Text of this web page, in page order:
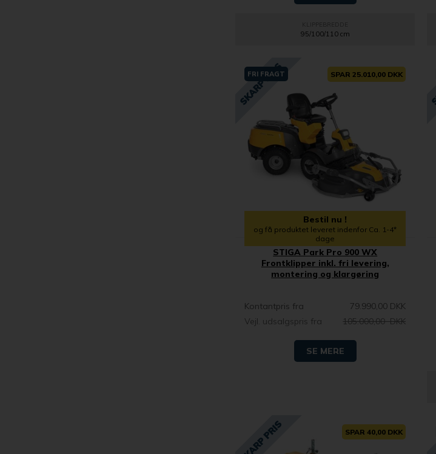
95/100/110 cm
FRI FRAGT SPAR 25.010,00 DKK
Bestil nu !
og få produktet leveret indenfor Ca. 1-4*
dage
STIGA Park Pro 900 WX
Frontklipper inkl. fri levering,
montering og klargøring
Kontantpris fra
79.990,00 DKK
Vejl. udsalgspris fra
105.000,00 DKK
SE MERE
SPAR 40,00 DKK